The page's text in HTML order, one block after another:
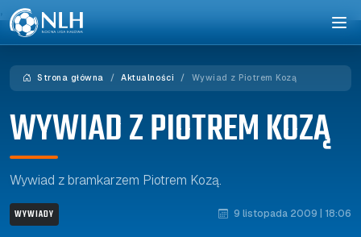
,
Strona główna Aktualności Wywiad z Piotrem Kozą
WYWIAD Z PIOTREM KOZĄ
Wywiad z bramkarzem Piotrem Kozą.
WYWIADY 9 listopada 2009 | 18:06